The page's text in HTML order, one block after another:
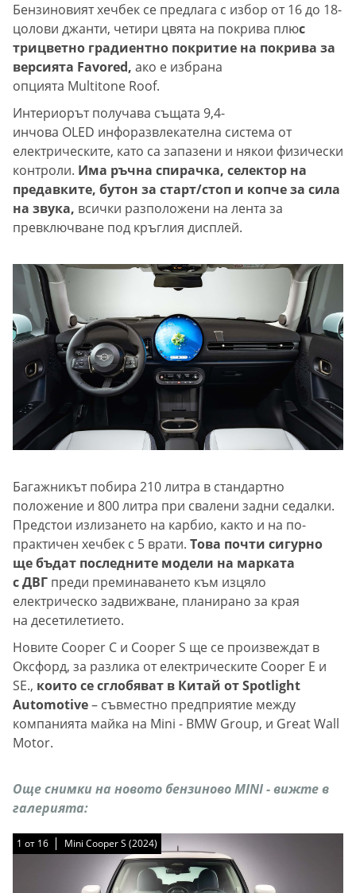
Бензиновият хечбек се предлага с избор от 16 до 18-
цолови джанти, четири цвята на покрива плюс
трицветно градиентно покритие на покрива за
версията Favored, ако е избрана
опцията Multitone Roof.
Интериорът получава същата 9,4-
инчова OLED инфоразвлекателна система от
електрическите, като са запазени и някои физически
контроли. Има ръчна спирачка, селектор на
предавките, бутон за старт/стоп и копче за сила
на звука, всички разположени на лента за
превключване под кръглия дисплей.
Багажникът побира 210 литра в стандартно
положение и 800 литра при свалени задни седалки.
Предстои излизането на карбио, както и на по-
практичен хечбек с 5 врати. Това почти сигурно
ще бъдат последните модели на марката
с ДВГ преди преминаването към изцяло
електрическо задвижване, планирано за края
на десетилетието.
Новите Cooper C и Cooper S ще се произвеждат в
Оксфорд, за разлика от електрическите Cooper E и
SE., които се сглобяват в Китай от Spotlight
Automotive– съвместно предприятие между
компанията майка на Mini - BMW Group, и Great Wall
Motor.
Още снимки на новото бензиново MINI - вижте в
галерията:
1 от 16 Mini Cooper S (2024)
1 от 16 Mini Cooper S (2024)
1 от 16 Mini Cooper S (2024)
1 от 16 Mini Cooper S (2024)
1 от 16 Mini Cooper S (2024)
1 от 16 Mini Cooper S (2024)
1 от 16 Mini Cooper S (2024)
1 от 16 Mini Cooper S (2024)
1 от 16 Mini Cooper S (2024)
1 от 16 Mini Cooper S (2024)
1 от 16 Mini Cooper S (2024)
1 от 16 Mini Cooper S (2024)
1 от 16 Mini Cooper S (2024)
1 от 16 Mini Cooper S (2024)
1 от 16 Mini Cooper S (2024)
1 от 16 Mini Cooper S (2024)